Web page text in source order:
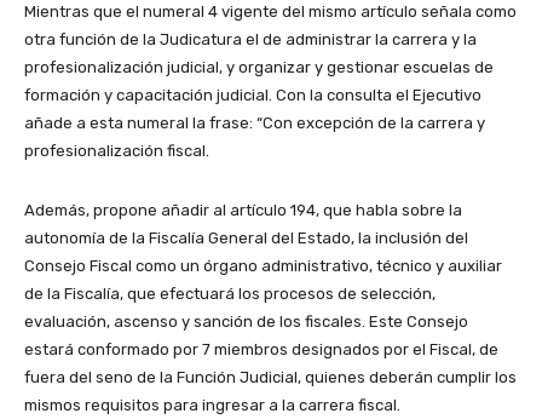
Mientras que el numeral 4 vigente del mismo artículo señala como
otra función de la Judicatura el de administrar la carrera y la
profesionalización judicial, y organizar y gestionar escuelas de
formación y capacitación judicial. Con la consulta el Ejecutivo
añade a esta numeral la frase: “Con excepción de la carrera y
profesionalización fiscal.
Además, propone añadir al artículo 194, que habla sobre la
autonomía de la Fiscalía General del Estado, la inclusión del
Consejo Fiscal como un órgano administrativo, técnico y auxiliar
de la Fiscalía, que efectuará los procesos de selección,
evaluación, ascenso y sanción de los fiscales. Este Consejo
estará conformado por 7 miembros designados por el Fiscal, de
fuera del seno de la Función Judicial, quienes deberán cumplir los
mismos requisitos para ingresar a la carrera fiscal.